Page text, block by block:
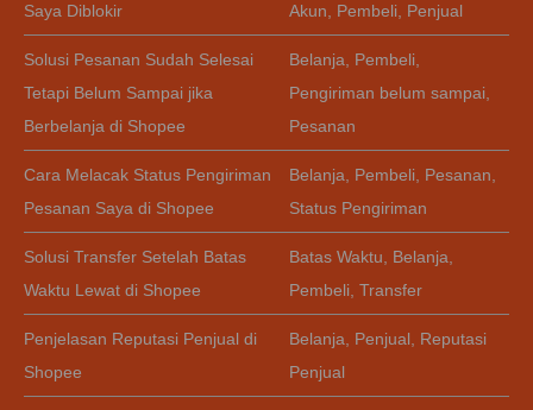
Saya Diblokir
Akun, Pembeli, Penjual
Solusi Pesanan Sudah Selesai
Tetapi Belum Sampai jika
Berbelanja di Shopee
Belanja, Pembeli,
Pengiriman belum sampai,
Pesanan
Cara Melacak Status Pengiriman
Pesanan Saya di Shopee
Belanja, Pembeli, Pesanan,
Status Pengiriman
Solusi Transfer Setelah Batas
Waktu Lewat di Shopee
Batas Waktu, Belanja,
Pembeli, Transfer
Penjelasan Reputasi Penjual di
Shopee
Belanja, Penjual, Reputasi
Penjual